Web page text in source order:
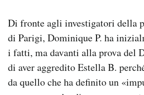
Di fronte agli investigatori della
di Parigi, Dominique P. ha
i fatti, ma davanti alla prova del
di aver aggredito Estella B.
da quello che ha definito un